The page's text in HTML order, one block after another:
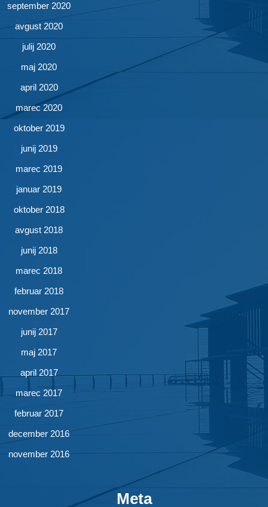
september 2020
avgust 2020
julij 2020
maj 2020
april 2020
marec 2020
oktober 2019
junij 2019
marec 2019
januar 2019
oktober 2018
avgust 2018
junij 2018
marec 2018
februar 2018
november 2017
junij 2017
maj 2017
april 2017
marec 2017
februar 2017
december 2016
november 2016
Meta